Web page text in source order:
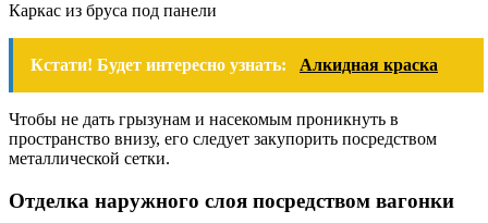
Каркас из бруса под панели
Кстати! Будет интересно узнать: Алкидная краска
Чтобы не дать грызунам и насекомым проникнуть в
пространство внизу, его следует закупорить посредством
металлической сетки.
Отделка наружного слоя посредством вагонки